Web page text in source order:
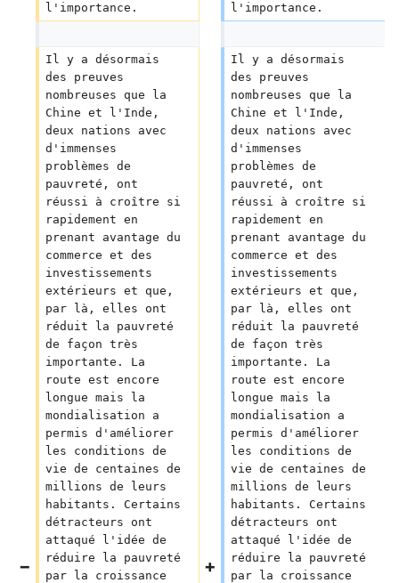
l'importance.
l'importance.
Il y a désormais
des preuves
nombreuses que la
Chine et l'Inde,
deux nations avec
d'immenses
problèmes de
pauvreté, ont
réussi à croître si
rapidement en
prenant avantage du
commerce et des
investissements
extérieurs et que,
par là, elles ont
réduit la pauvreté
de façon très
importante. La
route est encore
longue mais la
mondialisation a
permis d'améliorer
les conditions de
vie de centaines de
millions de leurs
habitants. Certains
détracteurs ont
attaqué l'idée de
réduire la pauvreté
par la croissance
Il y a désormais
des preuves
nombreuses que la
Chine et l'Inde,
deux nations avec
d'immenses
problèmes de
pauvreté, ont
réussi à croître si
rapidement en
prenant avantage du
commerce et des
investissements
extérieurs et que,
par là, elles ont
réduit la pauvreté
de façon très
importante. La
route est encore
longue mais la
mondialisation a
permis d'améliorer
les conditions de
vie de centaines de
millions de leurs
habitants. Certains
détracteurs ont
attaqué l'idée de
réduire la pauvreté
par la croissance